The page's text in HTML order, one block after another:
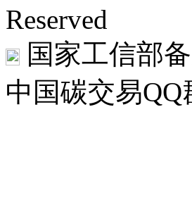
Reserved
国家工信部
中国碳交易QQ